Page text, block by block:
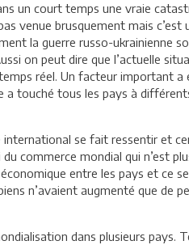
un court temps une vraie
venue brusquement mais c’est
la guerre russo-ukrainienne
on peut dire que l’actuelle
réel. Un facteur important a
touché tous les pays à
se fait ressentir et
commerce mondial qui n’est
entre les pays et ce
n’avaient augmenté que de
dans plusieurs pays.